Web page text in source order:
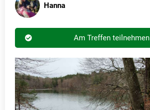
Hanna
Am Treffen teilnehmen